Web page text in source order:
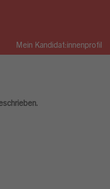
Mein Kandidat:innenprofil